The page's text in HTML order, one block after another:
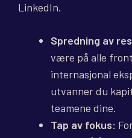
LinkedIn.
Spredning av
være på alle
internasjonal
utvanner du
teamene dine.
Tap av fokus: